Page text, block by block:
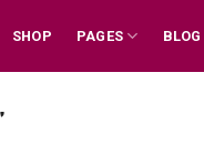
SHOP PAGES BLOG